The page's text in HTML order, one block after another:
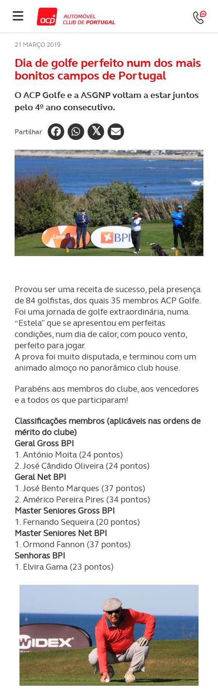
21 MARÇO 2019
Dia de golfe perfeito num dos mais
bonitos campos de Portugal
O ACP Golfe e a ASGNP voltam a estar juntos
pelo 4º ano consecutivo.
Partilhar
Provou ser uma receita de sucesso, pela presença
de 84 golfistas, dos quais 35 membros ACP Golfe.
Foi uma jornada de golfe extraordinária, numa
“Estela” que se apresentou em perfeitas
condições, num dia de calor, com pouco vento,
perfeito para jogar.
A prova foi muito disputada, e terminou com um
animado almoço no panorâmico club house.
Parabéns aos membros do clube, aos vencedores
e a todos os que participaram!
Classificações membros (aplicáveis nas ordens de
mérito do clube)
Geral Gross BPI
1. António Moita (24 pontos)
2. José Cândido Oliveira (24 pontos)
Geral Net BPI
1. José Bento Marques (37 pontos)
2. Américo Pereira Pires (34 pontos)
Master Seniores Gross BPI
1. Fernando Sequeira (20 pontos)
Master Seniores Net BPI
1. Ormond Fannon (37 pontos)
Senhoras BPI
1. Elvira Gama (23 pontos)